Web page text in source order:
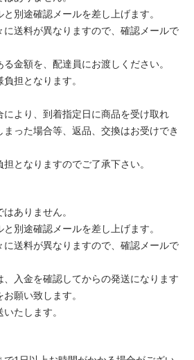
別途確認メールを差し上げます。
送料が異なりますので、確認メールで
金額を、配達員にお渡しください。
担となります。
より、到着指定日に商品を受け取れ
った場合等、返品、交換はお受けでき
となりますのでご了承下さい。
ありません。
別途確認メールを差し上げます。
送料が異なりますので、確認メールで
、入金を確認してからの発送になります
願い致します。
たします。